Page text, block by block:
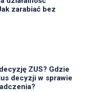
zarabiać bez
ZUS? Gdzie
decyzji w sprawie